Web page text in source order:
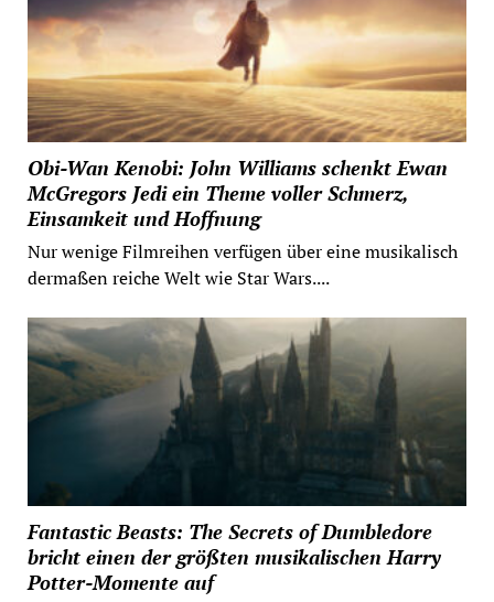
Obi-Wan Kenobi: John Williams schenkt Ewan
McGregors Jedi ein Theme voller Schmerz,
Einsamkeit und Hoffnung
Nur wenige Filmreihen verfügen über eine musikalisch
dermaßen reiche Welt wie Star Wars....
Fantastic Beasts: The Secrets of Dumbledore
bricht einen der größten musikalischen Harry
Potter-Momente auf